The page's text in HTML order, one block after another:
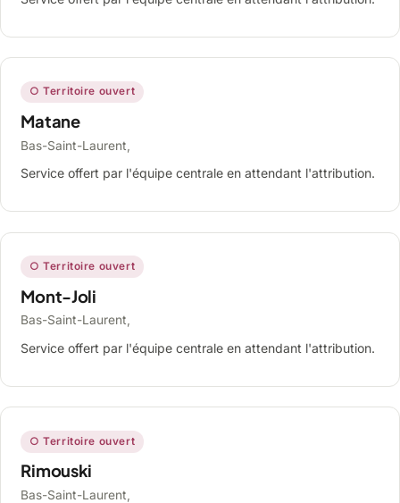
○ Territoire ouvert
Matane
Bas-Saint-Laurent,
Service offert par l'équipe centrale en attendant l'attribution.
○ Territoire ouvert
Mont-Joli
Bas-Saint-Laurent,
Service offert par l'équipe centrale en attendant l'attribution.
○ Territoire ouvert
Rimouski
Bas-Saint-Laurent,